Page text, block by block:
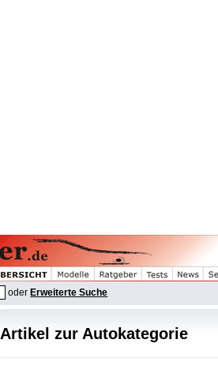
oder Erweiterte Suche
Artikel zur Autokategorie